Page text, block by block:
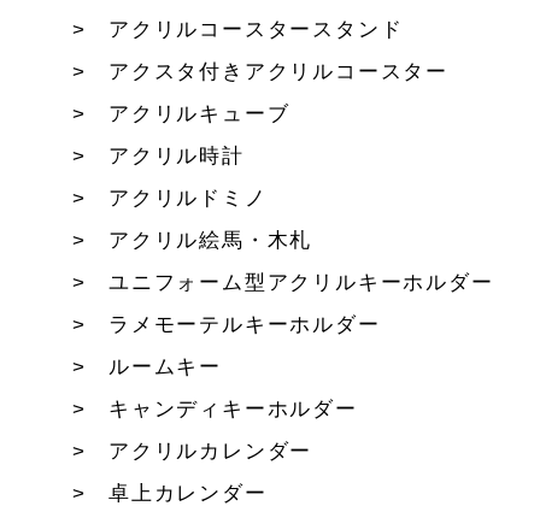
アクリルコースタースタンド
アクスタ付きアクリルコースター
アクリルキューブ
アクリル時計
アクリルドミノ
アクリル絵馬・木札
ユニフォーム型アクリルキーホルダー
ラメモーテルキーホルダー
ルームキー
キャンディキーホルダー
アクリルカレンダー
卓上カレンダー